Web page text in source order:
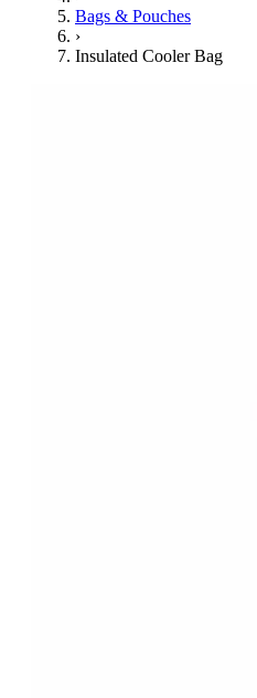
Bags & Pouches
›
Insulated Cooler Bag